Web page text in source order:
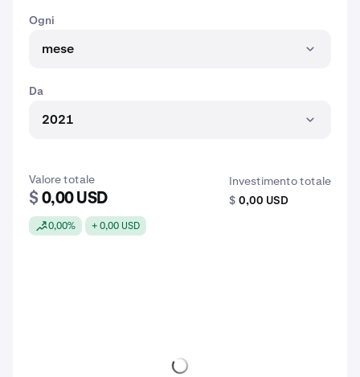
Ogni
mese
Da
2021
Valore totale
$ 0,00 USD
0,00% + 0,00 USD
Investimento totale
$ 0,00 USD